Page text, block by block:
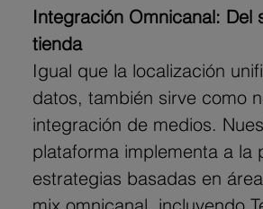
Integración Omnicanal: Del
tienda
Igual que la localización
datos, también sirve como
integración de medios.
plataforma implementa a la
estrategias basadas en